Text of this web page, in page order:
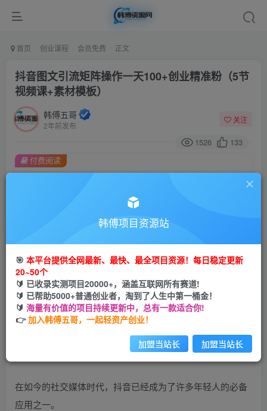
首页 创业课程 会员免费 正文
抖音图文引流矩阵操作一天100+创业精准粉（5节
视频课+素材模板）
韩傅五哥
2年前发布
关注
1526 133
金币9.9金币99
立即购买
您当前未登录！建议登陆后购买，可保存购买订单
付费阅读
在如今的社交媒体时代，抖音已经成为了许多年轻人的必备
应用之一。
韩傅项目资源站
🎯 本平台提供全网最新、最快、最全项目资源！每日稳定更新
20~50个
🔰 已收录实测项目20000+，涵盖互联网所有赛道!
🔰 已帮助5000+普通创业者，淘到了人生中第一桶金！
🔰 海量有价值的项目持续更新中，总有一款适合你!
👉加入韩傅五哥，一起轻资产创业！
加盟当站长 加盟当站长